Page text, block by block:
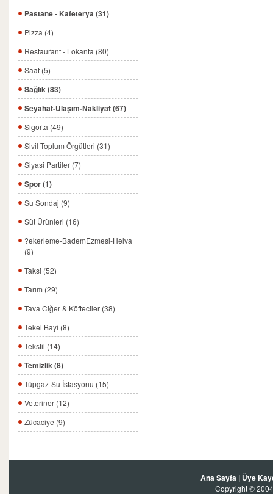
Pastane - Kafeterya (31)
Pizza (4)
Restaurant - Lokanta (80)
Saat (5)
Sağlık (83)
Seyahat-Ulaşım-Nakliyat (67)
Sigorta (49)
Sivil Toplum Örgütleri (31)
Siyasi Partiler (7)
Spor (1)
Su Sondaj (9)
Süt Ürünleri (16)
?ekerleme-BademEzmesi-Helva
(9)
Taksi (52)
Tarım (29)
Tava Ciğer & Köfteciler (38)
Tekel Bayi (8)
Tekstil (14)
Temizlik (8)
Tüpgaz-Su İstasyonu (15)
Veteriner (12)
Zücaciye (9)
Ana Sayfa | Üye
Copyright ©